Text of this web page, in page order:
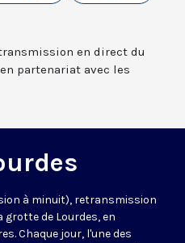
en direct du
partenariat avec les
à minuit), retransmission
grotte de Lourdes, en
Chaque jour, l'une des